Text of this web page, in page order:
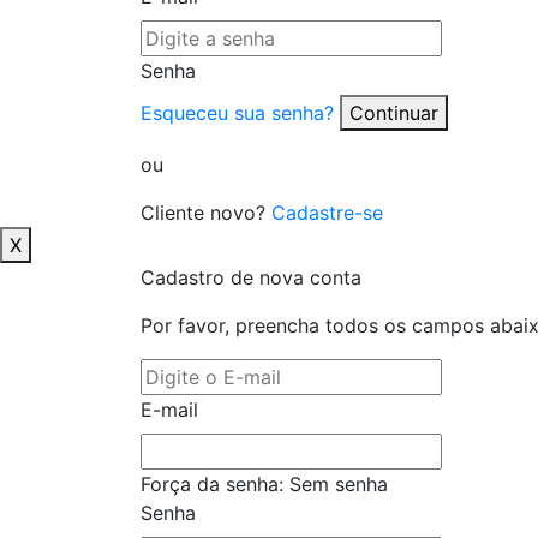
Senha
Esqueceu sua senha?
Continuar
ou
Cliente novo? Cadastre-se
X
Cadastro de nova conta
Por favor, preencha todos os campos
E-mail
Força da senha: Sem senha
Senha